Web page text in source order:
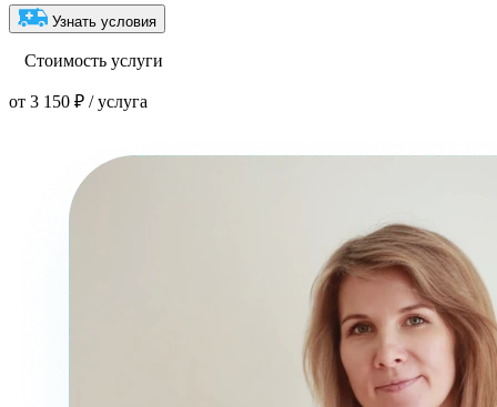
Узнать условия
Стоимость услуги
от 3 150 ₽ / услуга